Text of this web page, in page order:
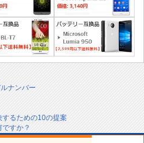
ナンバー
るための10の提案
すか？